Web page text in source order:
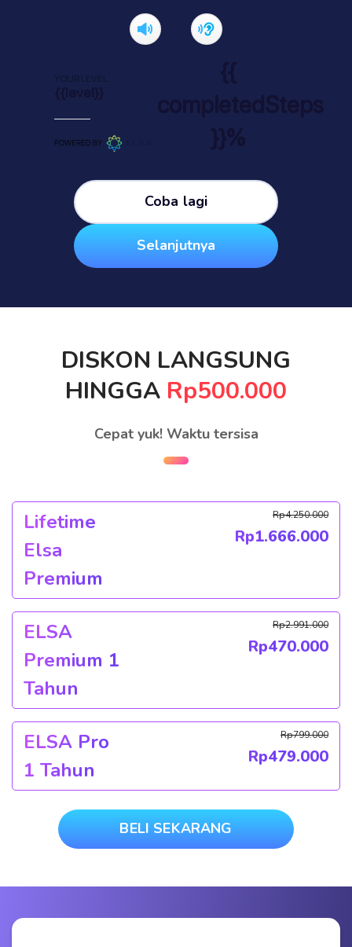
YOUR LEVEL
{{level}}
{{
completedSteps
}}%
Coba lagi
Selanjutnya
DISKON LANGSUNG
HINGGA Rp500.000
Cepat yuk! Waktu tersisa
Lifetime
Elsa
Premium
Rp4.250.000
Rp1.666.000
ELSA
Premium 1
Tahun
Rp2.991.000
Rp470.000
ELSA Pro
1 Tahun
Rp799.000
Rp479.000
BELI SEKARANG